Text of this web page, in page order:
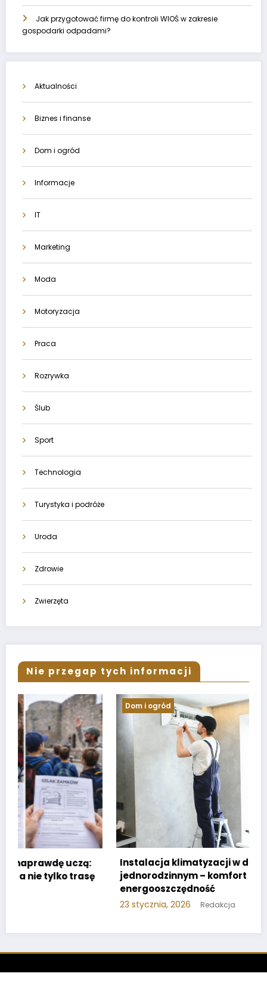
Jak przygotować firmę do kontroli WIOŚ w zakresie
gospodarki odpadami?
Aktualności
Biznes i finanse
Dom i ogród
Informacje
IT
Marketing
Moda
Motoryzacja
Praca
Rozrywka
Ślub
Sport
Technologia
Turystyka i podróże
Uroda
Zdrowie
Zwierzęta
Nie przegap tych informacji
Dom i ogród
Instalacja klimatyzacji w domu
jednorodzinnym – komfort i
energooszczędność
Redakcja